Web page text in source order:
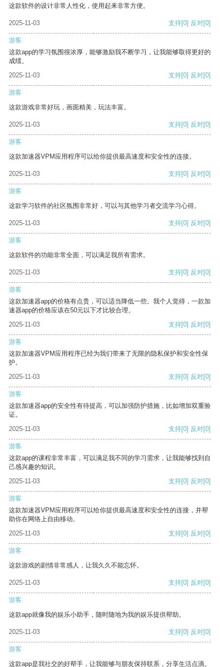
这款软件的设计非常人性化，使用起来非常方便。
2025-11-03 支持[0] 反对[0]
游客
这款app的学习氛围很浓厚，能够激励我不断学习，让我能够取得更好的
成绩。
2025-11-03
支持[0] 反对[0]
游客
这款游戏非常好玩，画面精美，玩法丰富。
2025-11-03 支持[0] 反对[0]
游客
这款加速器VPM应用程序可以给你提供最高速度和安全性的连接。
2025-11-03 支持[0] 反对[0]
游客
这款学习软件的社区氛围非常好，可以与其他学习者交流学习心得。
2025-11-03 支持[0] 反对[0]
游客
这款软件的功能非常全面，可以满足我所有需求。
2025-11-03 支持[0] 反对[0]
游客
这款加速器app的价格有点贵，可以适当降低一些。我个人觉得，一款加
速器app的价格应该在50元以下才比较合理。
2025-11-03
支持[0] 反对[0]
游客
这款加速器VPM应用程序已经为我们带来了无限的隐私保护和安全性保
护。
2025-11-03
支持[0] 反对[0]
游客
这款加速器app的安全性有待提高，可以加强防护措施，比如增加双重验
证。
2025-11-03
支持[0] 反对[0]
游客
这款app的课程非常丰富，可以满足我不同的学习需求，让我能够找到自
己感兴趣的知识。
2025-11-03
支持[0] 反对[0]
游客
这款加速器VPM应用程序可以给你提供最高速度和安全性的连接，并帮
助你在网络上自由移动。
2025-11-03
支持[0] 反对[0]
游客
这款游戏的剧情非常感人，让我久久不能忘怀。
2025-11-03 支持[0] 反对[0]
游客
这款app就像我的娱乐小助手，随时随地为我的娱乐提供帮助。
2025-11-03 支持[0] 反对[0]
游客
这款app是我社交的好帮手，让我能够与朋友保持联系，分享生活点滴。